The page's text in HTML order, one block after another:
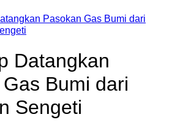
Pasokan Gas Bumi dari
Datangkan
Bumi dari
Sengeti